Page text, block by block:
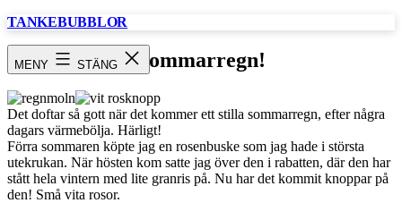
Hoppa
TANKEBUBBLOR
MENY STÄNG Sommarregn!
Det doftar så gott när det kommer ett stilla sommarregn, efter några
dagars värmebölja. Härligt!
Förra sommaren köpte jag en rosenbuske som jag hade i största
utekrukan. När hösten kom satte jag över den i rabatten, där den har
stått hela vintern med lite granris på. Nu har det kommit knoppar på
den! Små vita rosor.